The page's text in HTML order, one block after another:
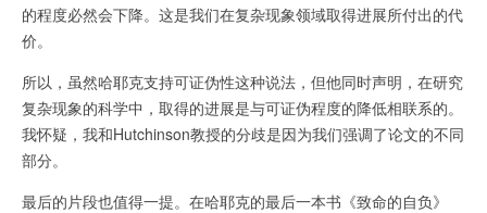
的程度必然会下降。这是我们在复杂现象领域取得进展所付出的代
价。
所以，虽然哈耶克支持可证伪性这种说法，但他同时声明，在研究
复杂现象的科学中，取得的进展是与可证伪程度的降低相联系的。
我怀疑，我和Hutchinson教授的分歧是因为我们强调了论文的不同
部分。
最后的片段也值得一提。在哈耶克的最后一本书《致命的自负》